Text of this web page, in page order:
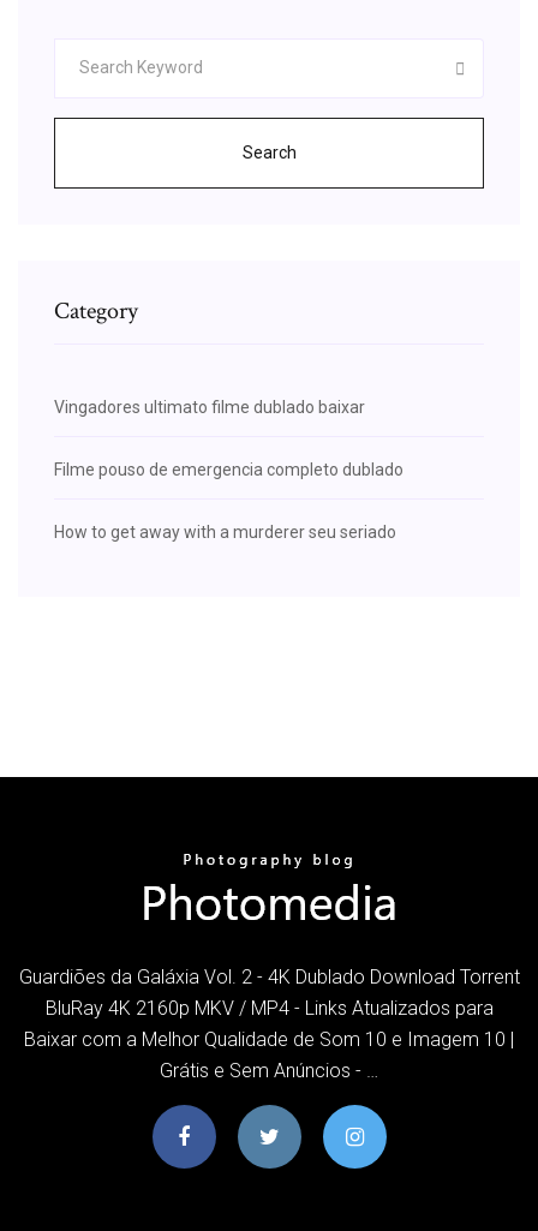
Search
Category
Vingadores ultimato filme dublado baixar
Filme pouso de emergencia completo dublado
How to get away with a murderer seu seriado
Guardiões da Galáxia Vol. 2 - 4K Dublado Download Torrent
BluRay 4K 2160p MKV / MP4 - Links Atualizados para
Baixar com a Melhor Qualidade de Som 10 e Imagem 10 |
Grátis e Sem Anúncios - …